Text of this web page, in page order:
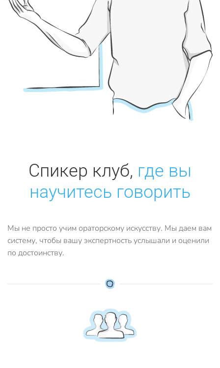
Спикер клуб, где вы
научитесь говорить
Мы не просто учим ораторскому искусству. Мы даем вам
систему, чтобы вашу экспертность услышали и оценили
по достоинству.